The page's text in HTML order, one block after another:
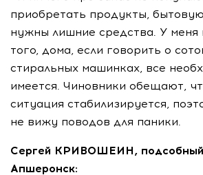
приобретать продукты,
нужны лишние средства. У меня
того, дома, если говорить о
стиральных машинках, все
имеется. Чиновники обещают,
ситуация стабилизируется,
не вижу поводов для паники.
Сергей КРИВОШЕИН, подсобный
Апшеронск: